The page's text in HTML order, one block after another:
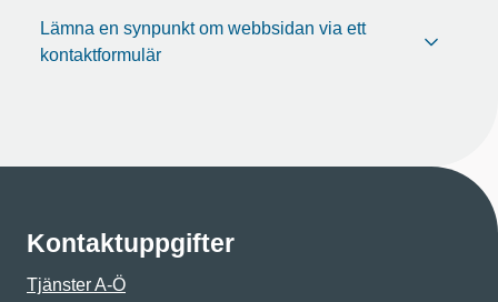
Lämna en synpunkt om webbsidan via ett
kontaktformulär
Kontaktuppgifter
Tjänster A-Ö